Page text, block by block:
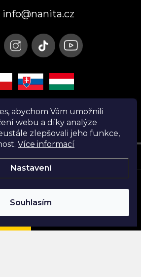
abychom Vám umožnili
webu a díky analýze
zlepšovali jeho funkce,
Více informací
Nastavení
Souhlasím
info@nanita.cz
. Všechna práva vyhrazena.